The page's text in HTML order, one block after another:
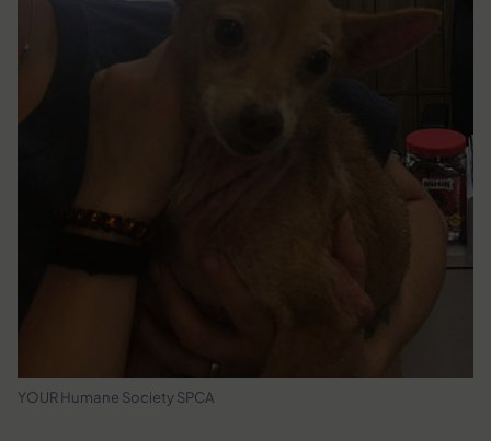
YOUR Humane Society SPCA